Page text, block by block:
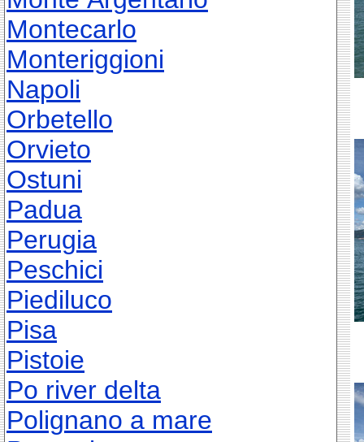
Montecarlo
Monteriggioni
Napoli
Orbetello
Orvieto
Ostuni
Padua
Perugia
Peschici
Piediluco
Pisa
Pistoie
Po river delta
Polignano a mare